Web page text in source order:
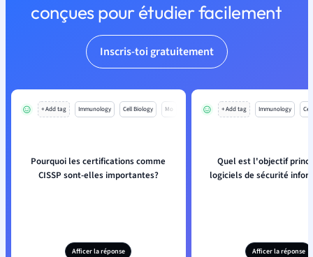
conçues pour étudier facilement
Inscris-toi gratuitement
+ Add tag Immunology Cell Biology Mo
Pourquoi les certifications comme
CISSP sont-elles importantes?
Afficer la réponse
+ Add tag Immunology
Quel est l'objectif
logiciels de sécurité
Afficer la réponse